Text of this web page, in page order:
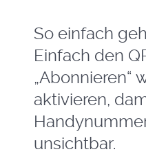
So einfach
Einfach den
„Abonnieren“
aktivieren,
unsichtbar.